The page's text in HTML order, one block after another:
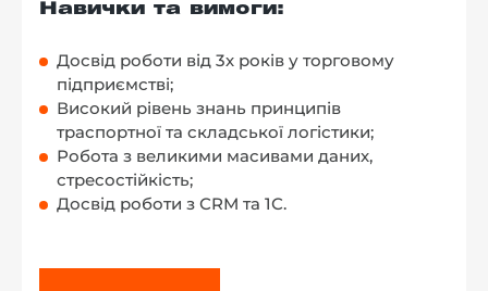
Навички та вимоги:
Досвід роботи від 3х років у торговому
підприємстві;
Високий рівень знань принципів
траспортної та складської логістики;
Робота з великими масивами даних,
стресостійкість;
Досвід роботи з СRМ та 1С.